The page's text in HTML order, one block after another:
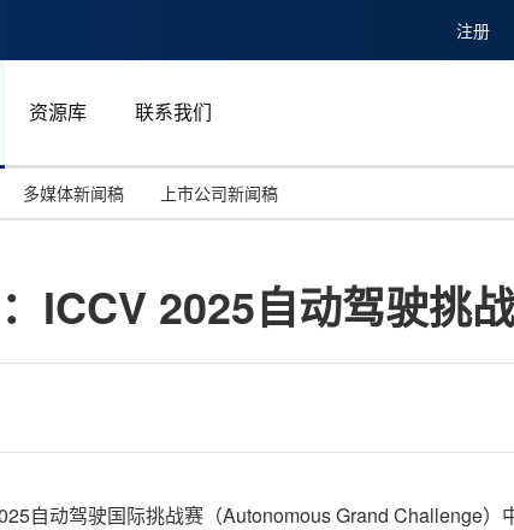
注册
资源库 联系我们
投资并购
能源化工与环保
马来西亚
多媒体新闻稿 上市公司新闻稿
ICCV 2025自动驾驶挑
自动驾驶国际挑战赛（Autonomous Grand Challenge）